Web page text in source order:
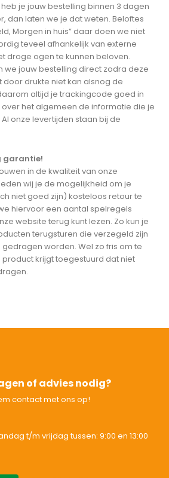
je jouw bestelling binnen 3 dagen
dan laten we je dat weten. Beloftes
Morgen in huis” daar doen we niet
teveel afhankelijk van externe
droge ogen te kunnen beloven.
we jouw bestelling direct zodra deze
door drukte niet kan alsnog de
altijd je trackingcode goed in
over het algemeen de informatie die je
onze levertijden staan bij de
garantie!
in de kwaliteit van onze
wij je de mogelijkheid om je
niet goed zijn) kosteloos retour te
hiervoor een aantal spelregels
website terug kunt lezen. Zo kun je
terugsturen die verzegeld zijn
worden. Wel zo fris om te
krijgt toegestuurd dat niet
of advies nodig?
contact met ons op!
t/m vrijdag tussen: 9:00 en 13:00